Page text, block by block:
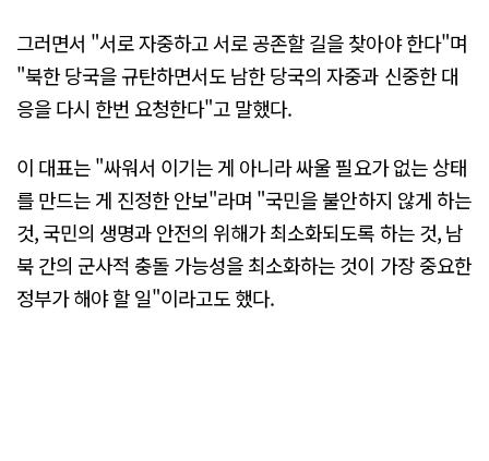
그러면서 "서로 자중하고 서로 공존할 길을 찾아야 한다"며
"북한 당국을 규탄하면서도 남한 당국의 자중과 신중한 대
응을 다시 한번 요청한다"고 말했다.
이 대표는 "싸워서 이기는 게 아니라 싸울 필요가 없는 상태
를 만드는 게 진정한 안보"라며 "국민을 불안하지 않게 하는
것, 국민의 생명과 안전의 위해가 최소화되도록 하는 것, 남
북 간의 군사적 충돌 가능성을 최소화하는 것이 가장 중요한
정부가 해야 할 일"이라고도 했다.